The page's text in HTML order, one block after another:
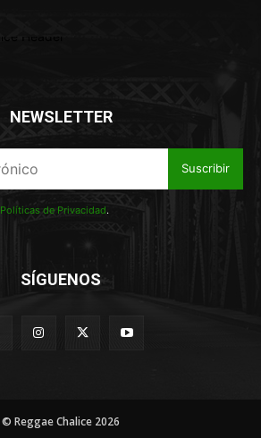
NEWSLETTER
Suscribir
Políticas de Privacidad.
SÍGUENOS
© Reggae Chalice 2026